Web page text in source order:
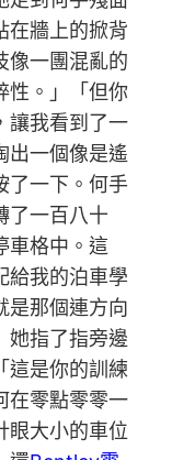
在牆上的掀背
像一團混亂的
性。」「但你
我看到了一
出一個像是遙
了一下。何手
了一百八十
車格中。這
我的泊車學
是那個連方向
她指了指旁邊
這是你的訓練
在零點零零一
眼大小的車位